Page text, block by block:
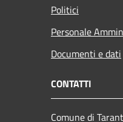
Politici
Personale
Documenti e dati
CONTATTI
Comune di